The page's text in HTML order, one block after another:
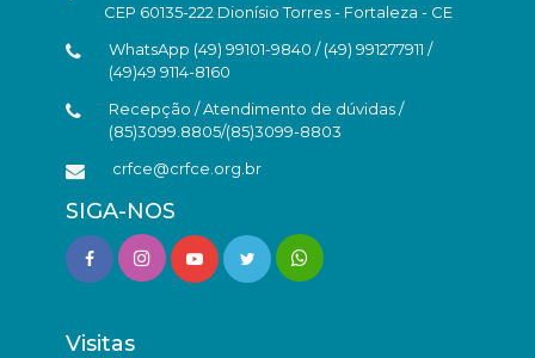
CEP 60135-222 Dionísio Torres - Fortaleza - CE
WhatsApp (49) 99101-9840 / (49) 991277911 /
(49)49 9114-8160
Recepção / Atendimento de dúvidas /
(85)3099.8805/(85)3099-8803
crfce@crfce.org.br
SIGA-NOS
Visitas